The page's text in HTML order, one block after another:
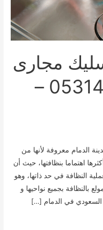
مجارى
بالدمام 0531485822 –
الدمام معروفة لأنها من
اهتماما بنظافتها، حيث أن
النظافة في حد ذاتها، وهو
بالنظافة بجميع نواحيها و
في الدمام […]